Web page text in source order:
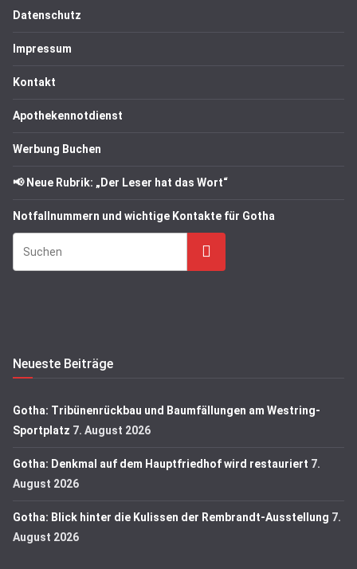
Datenschutz
Impressum
Kontakt
Apothekennotdienst
Werbung Buchen
📢 Neue Rubrik: „Der Leser hat das Wort“
Notfallnummern und wichtige Kontakte für Gotha
Suchen
Neueste Beiträge
Gotha: Tribünenrückbau und Baumfällungen am Westring-
Sportplatz 7. August 2026
Gotha: Denkmal auf dem Hauptfriedhof wird restauriert 7.
August 2026
Gotha: Blick hinter die Kulissen der Rembrandt-Ausstellung 7.
August 2026